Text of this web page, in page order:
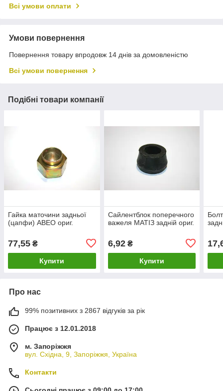
Всі умови оплати
Умови повернення
Повернення товару впродовж 14 днів за домовленістю
Всі умови повернення
Подібні товари компанії
Гайка маточини задньої
(цапфи) АВЕО ориг.
77,55 ₴
Купити
Сайлентблок поперечного
важеля МАТІЗ задній ориг.
6,92₴
Купити
Про нас
99% позитивних з 2867 відгуків за рік
Працює з 12.01.2018
м. Запоріжжя
вул. Східна, 9, Запоріжжя, Україна
Контакти